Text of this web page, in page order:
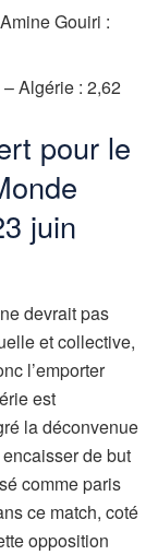
Gouiri :
Algérie : 2,62
pour le
juin
devrait pas
et collective,
l’emporter
est
la déconvenue
de but
comme paris
ce match, coté
opposition